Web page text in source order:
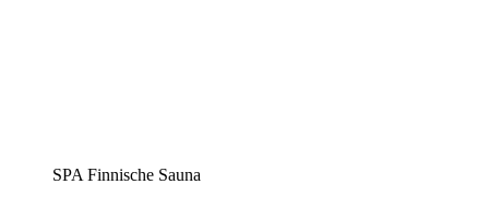
SPA Finnische Sauna